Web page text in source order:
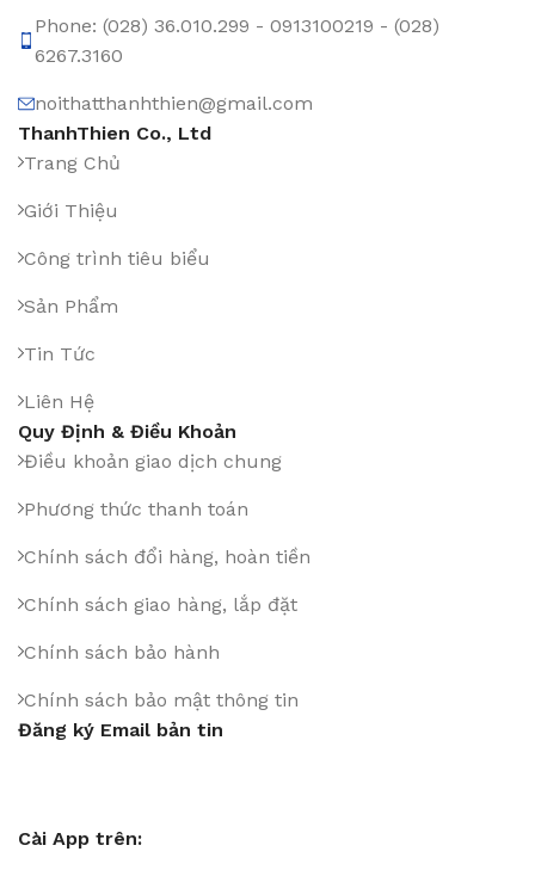
Phone: (028) 36.010.299 - 0913100219 - (028)
6267.3160
noithatthanhthien@gmail.com
ThanhThien Co., Ltd
Trang Chủ
Giới Thiệu
Công trình tiêu biểu
Sản Phẩm
Tin Tức
Liên Hệ
Quy Định & Điều Khoản
Điều khoản giao dịch chung
Phương thức thanh toán
Chính sách đổi hàng, hoàn tiền
Chính sách giao hàng, lắp đặt
Chính sách bảo hành
Chính sách bảo mật thông tin
Đăng ký Email bản tin
Cài App trên: